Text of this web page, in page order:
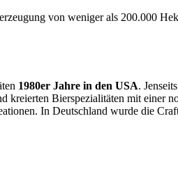
von weniger als 200.000
1980er Jahre in den USA.
kreierten Bierspezialitäten mit einer
In Deutschland wurde die